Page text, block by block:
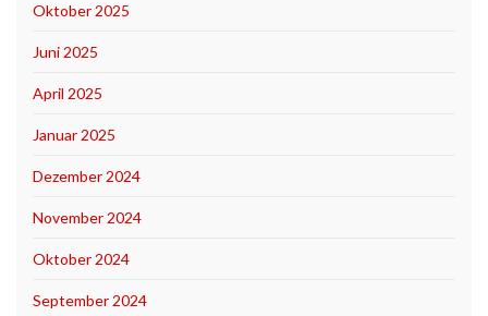
Oktober 2025
Juni 2025
April 2025
Januar 2025
Dezember 2024
November 2024
Oktober 2024
September 2024